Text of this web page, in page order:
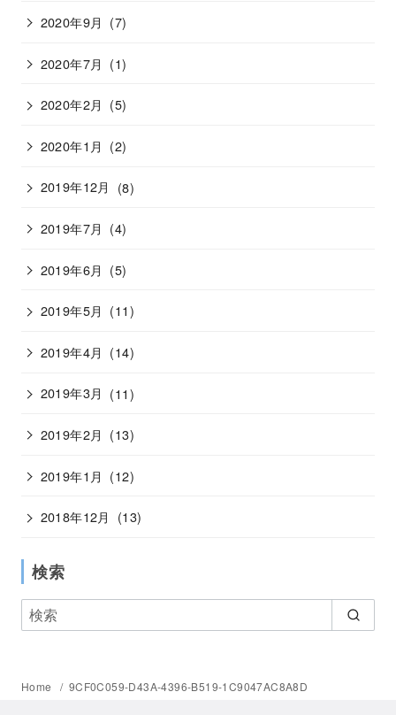
2020年9月 (7)
2020年7月 (1)
2020年2月 (5)
2020年1月 (2)
2019年12月 (8)
2019年7月 (4)
2019年6月 (5)
2019年5月 (11)
2019年4月 (14)
2019年3月 (11)
2019年2月 (13)
2019年1月 (12)
2018年12月 (13)
検索
Home 9CF0C059-D43A-4396-B519-1C9047AC8A8D